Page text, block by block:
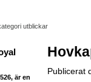
utblickar
är en
Publicerat